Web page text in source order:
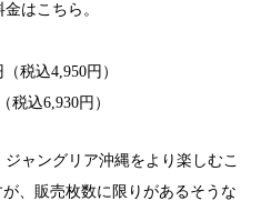
はこちら。
税込4,950円）
税込6,930円）
ャングリア沖縄をより楽しむこ
、販売枚数に限りがあるそうな